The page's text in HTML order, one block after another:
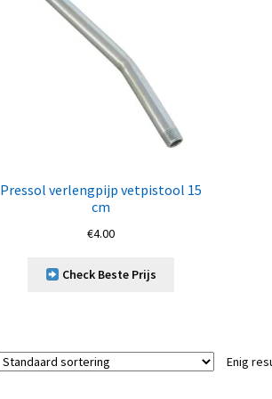
Pressol verlengpijp vetpistool 15
cm
€4.00
Check Beste Prijs
Enig